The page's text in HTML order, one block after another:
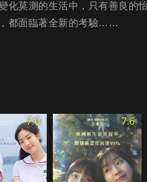
化莫測的生活中，只有善良的
都面臨著全新的考驗……
7.0 7.6